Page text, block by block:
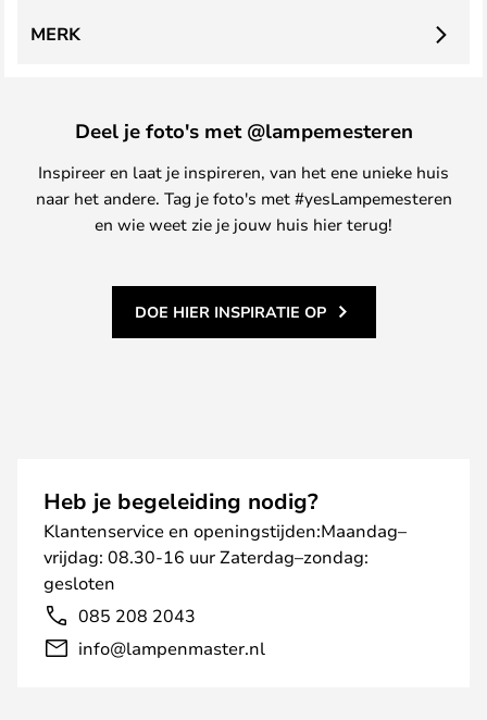
MERK
Deel je foto's met @lampemesteren
Inspireer en laat je inspireren, van het ene unieke huis
naar het andere. Tag je foto's met #yesLampemesteren
en wie weet zie je jouw huis hier terug!
DOE HIER INSPIRATIE OP
Heb je begeleiding nodig?
Klantenservice en openingstijden:Maandag–
vrijdag: 08.30-16 uur Zaterdag–zondag:
gesloten
085 208 2043
info@lampenmaster.nl